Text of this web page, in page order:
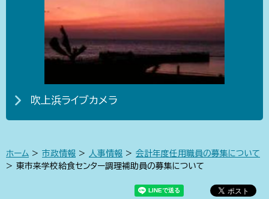
吹上浜ライブカメラ
ホーム > 市政情報 > 人事情報 > 会計年度任用職員の募集について
> 東市来学校給食センター調理補助員の募集について